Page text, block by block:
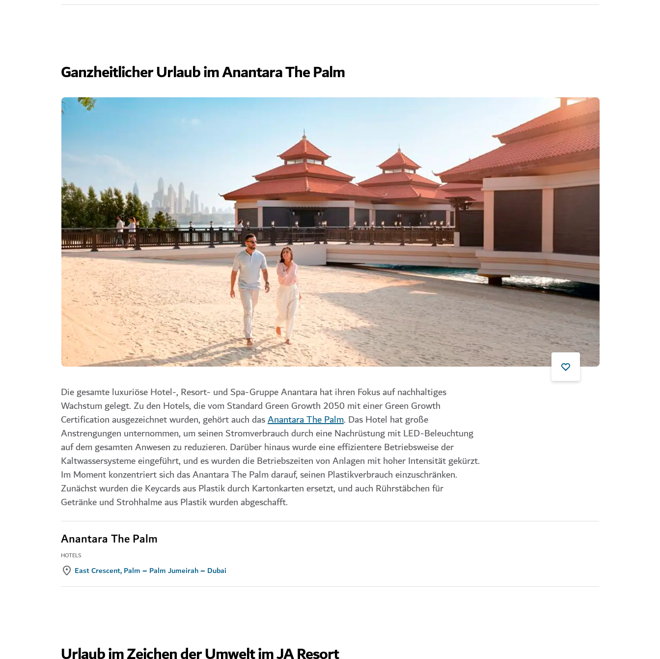
Ganzheitlicher Urlaub im Anantara The Palm
Die gesamteluxuriöse Hotel-, Resort- und Spa-GruppeAnantara hat ihren Fokus auf nachhaltiges
Wachstum gelegt. Zu den Hotels, die vom Standard Green Growth 2050 mit einer Green Growth
Certification ausgezeichnet wurden, gehört auch dasAnantara The Palm. Das Hotel hat große
Anstrengungen unternommen, um seinen Stromverbrauch durch eine Nachrüstung mit LED-Beleuchtung
auf dem gesamten Anwesen zu reduzieren. Darüber hinaus wurde eine effizientere Betriebsweise der
Kaltwassersysteme eingeführt, und es wurden die Betriebszeiten von Anlagen mit hoher Intensität gekürzt.
Im Moment konzentriert sich das Anantara The Palm darauf, seinen Plastikverbrauch einzuschränken.
Zunächst wurden die Keycards aus Plastik durch Kartonkarten ersetzt, und auch Rührstäbchen für
Getränke und Strohhalme aus Plastik wurden abgeschafft.
Anantara The Palm
HOTELS
East Crescent, Palm – Palm Jumeirah – Dubai